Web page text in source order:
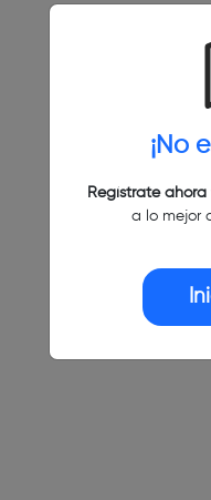
¡No
Regístrate ahora
a lo mejor